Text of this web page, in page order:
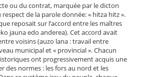
ou du contrat, marquée par le dicton
de la parole donnée: « hitza hitz ».
reposait sur l’accord entre les maîtres
jauna edo anderea). Cet accord avait
voisins (auzo lana : travail entre
municipal et « provincial ». Chacun
ont progressivement acquis une
des normes : les fors au nord et les